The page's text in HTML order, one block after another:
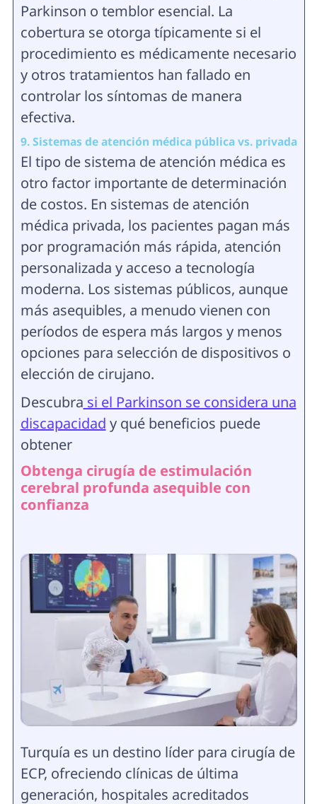
Parkinson o temblor esencial. La
cobertura se otorga típicamente si el
procedimiento es médicamente necesario
y otros tratamientos han fallado en
controlar los síntomas de manera
efectiva.
9. Sistemas de atención médica pública vs. privada
El tipo de sistema de atención médica es
otro factor importante de determinación
de costos. En sistemas de atención
médica privada, los pacientes pagan más
por programación más rápida, atención
personalizada y acceso a tecnología
moderna. Los sistemas públicos, aunque
más asequibles, a menudo vienen con
períodos de espera más largos y menos
opciones para selección de dispositivos o
elección de cirujano.
Descubra si el Parkinson se considera una
discapacidad y qué beneficios puede
obtener
Obtenga cirugía de estimulación
cerebral profunda asequible con
confianza
Turquía es un destino líder para cirugía de
ECP, ofreciendo clínicas de última
generación, hospitales acreditados